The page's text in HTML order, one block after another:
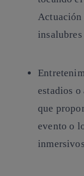
Actuación
insalubres
estadios o
que
evento o